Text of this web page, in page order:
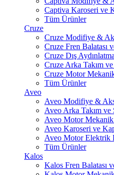
Captiva Karoseri ve
Tüm Ürünler
Cruze
Cruze Modifiye &
Cruze Fren Balatası
Cruze Dış
Cruze Arka Takım
Cruze Motor
Tüm Ürünler
Aveo
Aveo Modifiye &
Aveo Arka Takım ve
Aveo Motor Mekanik
Aveo Karoseri ve
Aveo Motor Elektrik
Tüm Ürünler
Kalos
Kalos Fren Balatası